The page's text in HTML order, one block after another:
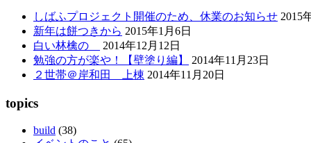
しばふプロジェクト開催のため、休業のお知らせ 2015
新年は餅つきから 2015年1月6日
白い林檎の
2014年12月12日
勉強の方が楽や！【壁塗り編】
2014年11月23日
２世帯＠岸和田 上棟 2014年11月20日
topics
build (38)